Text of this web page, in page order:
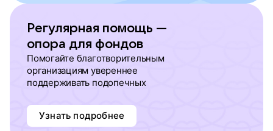
Регулярная помощь —
опора для фондов
Помогайте благотворительным
организациям увереннее
поддерживать подопечных
Узнать подробнее